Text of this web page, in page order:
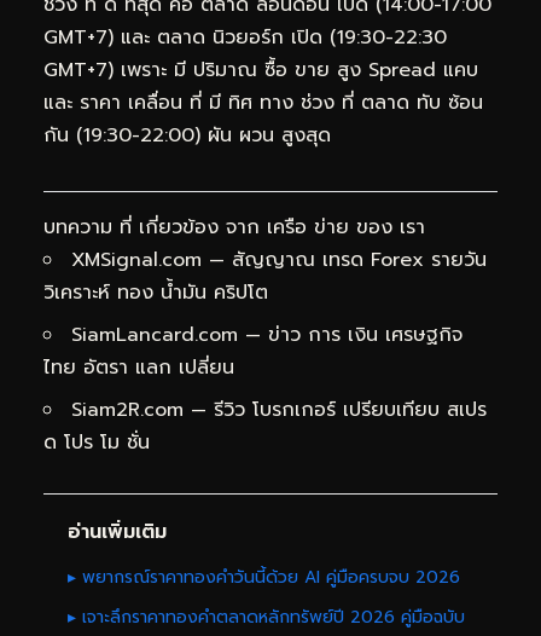
GMT+7) และ ตลาด นิวยอร์ก เปิด (19:30-22:30
GMT+7) เพราะ มี ปริมาณ ซื้อ ขาย สูง Spread แคบ
และ ราคา เคลื่อน ที่ มี ทิศ ทาง ช่วง ที่ ตลาด ทับ ซ้อน
กัน (19:30-22:00) ผัน ผวน สูงสุด
บทความ ที่ เกี่ยวข้อง จาก เครือ ข่าย ของ เรา
XMSignal.com — สัญญาณ เทรด Forex รายวัน
วิเคราะห์ ทอง น้ำมัน คริปโต
SiamLancard.com — ข่าว การ เงิน เศรษฐกิจ
ไทย อัตรา แลก เปลี่ยน
Siam2R.com — รีวิว โบรกเกอร์ เปรียบเทียบ สเปร
ด โปร โม ชั่น
อ่านเพิ่มเติม
▸ พยากรณ์ราคาทองคำวันนี้ด้วย AI คู่มือครบจบ 2026
▸ เจาะลึกราคาทองคำตลาดหลักทรัพย์ปี 2026 คู่มือฉบับ